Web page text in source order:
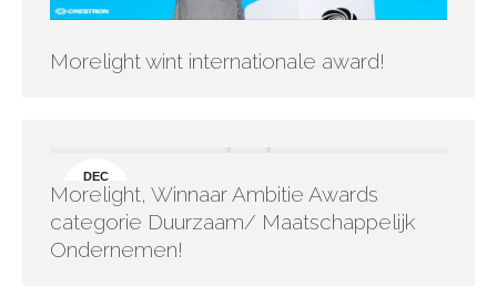
Morelight wint internationale award!
DEC
15
Morelight, Winnaar Ambitie Awards
categorie Duurzaam/ Maatschappelijk
Ondernemen!